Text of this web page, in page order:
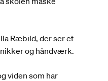
Ræbild, der ser et
og håndværk.
viden som har